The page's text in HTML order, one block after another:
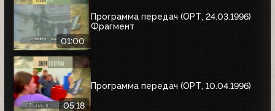
01:00
Программа передач (ОРТ, 24.03.1996)
Фрагмент
05:18
Программа передач (ОРТ, 10.04.1996)